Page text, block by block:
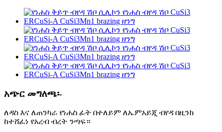
አጭር መግለጫ፡-
ለዳስ እና ለጠንካራ የነሐስ ፊት በተለይም ለኤምአይጂ ብየዳ በዚንክ
ከተሸፈነ የአረብ ብረት ንጣፍ።